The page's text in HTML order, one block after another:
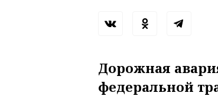
Дорожная
федеральной